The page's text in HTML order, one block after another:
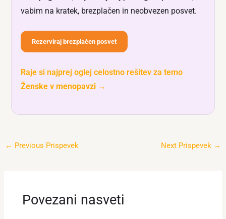
vabim na kratek, brezplačen in neobvezen posvet.
Rezerviraj brezplačen posvet
Raje si najprej oglej celostno rešitev za temo
Ženske v menopavzi →
← Previous Prispevek Next Prispevek →
Povezani nasveti